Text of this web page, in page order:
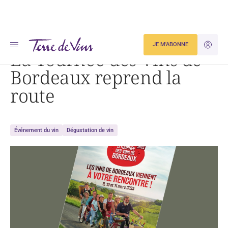
JE
JE M'ABONNE
Accueil La Tournée des Vins de Bordeaux reprend la route
La Tournée des Vins de
Bordeaux reprend la
route
Événement du vin Dégustation de vin